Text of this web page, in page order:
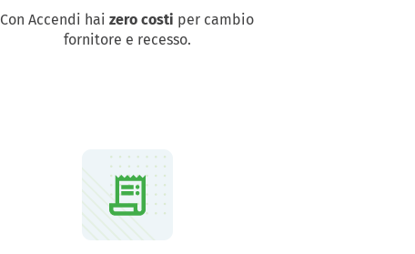
Con Accendi haizero costi per cambio
fornitore e recesso.